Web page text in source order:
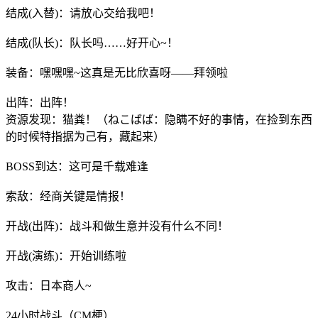
结成(入替)：请放心交给我吧！
结成(队长)：队长吗……好开心~！
装备：嘿嘿嘿~这真是无比欣喜呀——拜领啦
出阵：出阵！
资源发现：猫粪！（ねこばば：隐瞒不好的事情，在捡到东西
的时候特指据为己有，藏起来）
BOSS到达：这可是千载难逢
索敌：经商关键是情报！
开战(出阵)：战斗和做生意并没有什么不同！
开战(演练)：开始训练啦
攻击：日本商人~
24小时战斗（CM梗）